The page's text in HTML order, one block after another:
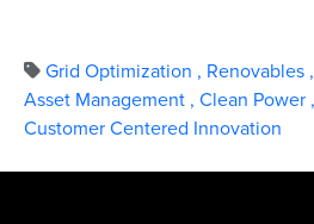
Grid Optimization , Renovables ,
Asset Management , Clean Power ,
Customer Centered Innovation